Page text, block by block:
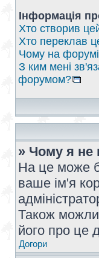
Інформація
Хто створив
Хто переклав
Чому на
З ким мені
форумом?
» Чому я не
На це може
ваше ім'я
Також
його про це
Догори